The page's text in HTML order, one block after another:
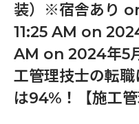
装）※宿舎あり
11:25 AM on
AM on 2024年5
工管理技士の転
は94%！【施工管